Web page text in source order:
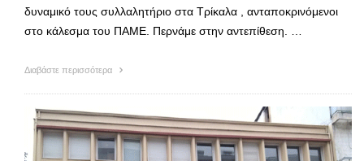
δυναμικό τους συλλαλητήριο στα Τρίκαλα , ανταποκρινόμενοι
στο κάλεσμα του ΠΑΜΕ. Περνάμε στην αντεπίθεση. …
Διαβάστε περισσότερα